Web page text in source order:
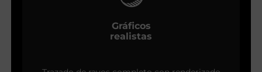
Gráficos
realistas